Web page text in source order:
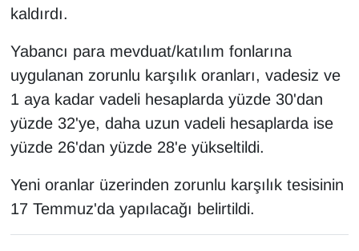
kaldırdı.
Yabancı para mevduat/katılım fonlarına
uygulanan zorunlu karşılık oranları, vadesiz ve
1 aya kadar vadeli hesaplarda yüzde 30'dan
yüzde 32'ye, daha uzun vadeli hesaplarda ise
yüzde 26'dan yüzde 28'e yükseltildi.
Yeni oranlar üzerinden zorunlu karşılık tesisinin
17 Temmuz'da yapılacağı belirtildi.
Kültür & Sanat
KURDÎ
MAGAZİN
MEDYA
ONE EKONOMİ